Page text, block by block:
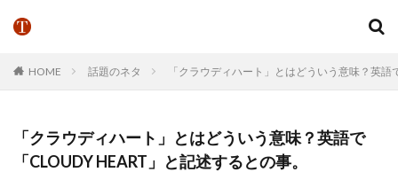
HOME 話題のネタ 「クラウディハート」とはどういう意味？英
「クラウディハート」とはどういう意味？英語で
「CLOUDY HEART」と記述するとの事。